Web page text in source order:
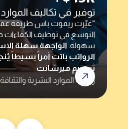
“ريموت باس سهّلت علينا
تسهيلاً كبيراً — بنقرتين أو
والأهم أنها تُزيل أي مخاطر
وتختصر عمليات التحقق
رفيق
رئيس الموارد البشرية @Rizek